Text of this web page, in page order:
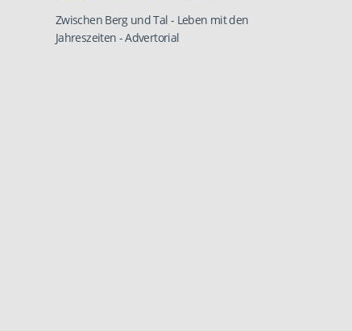
Zwischen Berg und Tal - Leben mit den
Jahreszeiten - Advertorial